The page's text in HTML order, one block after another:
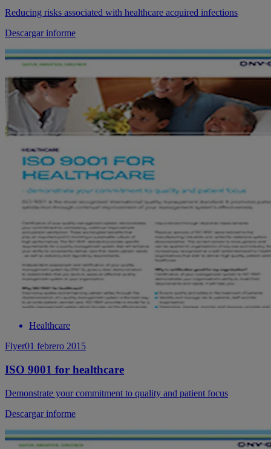
Reducing risks associated with healthcare acquired infections
Descargar informe
Healthcare
Flyer01 febrero 2015
ISO 9001 for healthcare
Demonstrate your commitment to quality and patient focus
Descargar informe